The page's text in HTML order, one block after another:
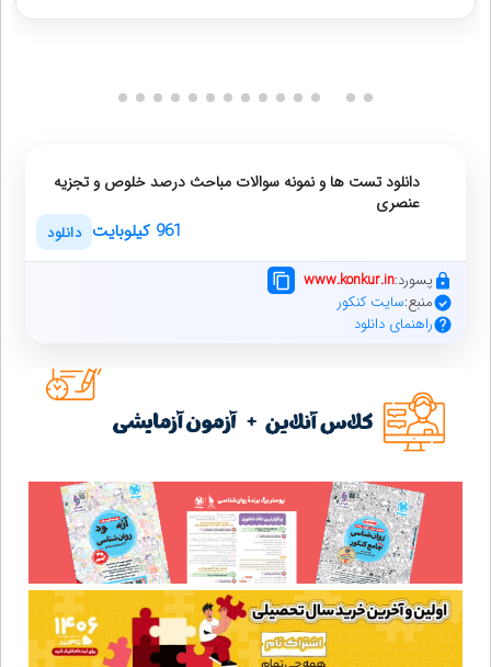
دانلود تست ها و نمونه سوالات مباحث درصد خلوص و تجزیه
عنصری
961 کیلوبایت دانلود
منبع:سایت کنکور
پسورد:www.konkur.in
راهنمای دانلود